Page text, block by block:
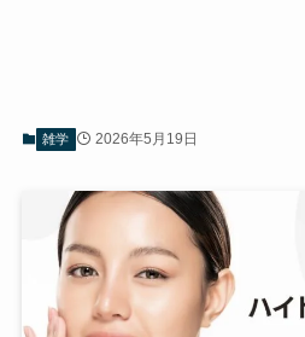
雑学 2026年5月19日